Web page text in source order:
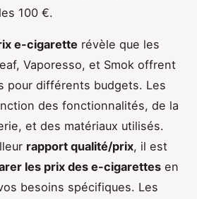
100 €.
e-cigarette révèle que les
Vaporesso, et Smok offrent
pour différents budgets. Les
des fonctionnalités, de la
et des matériaux utilisés.
rapport qualité/prix, il est
les prix des e-cigarettes en
besoins spécifiques. Les